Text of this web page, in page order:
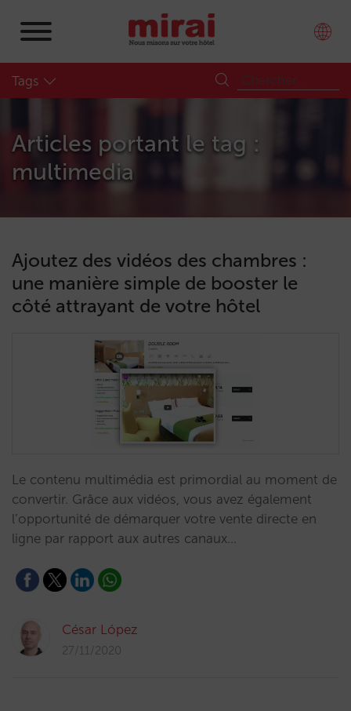
Tags
Articles portant le tag :
multimedia
Ajoutez des vidéos des chambres :
une manière simple de booster le
côté attrayant de votre hôtel
Le contenu multimédia est primordial au moment de
convertir. Grâce aux vidéos, vous avez également
l’opportunité de démarquer votre vente directe en
ligne par rapport aux autres canaux…
César López
27/11/2020